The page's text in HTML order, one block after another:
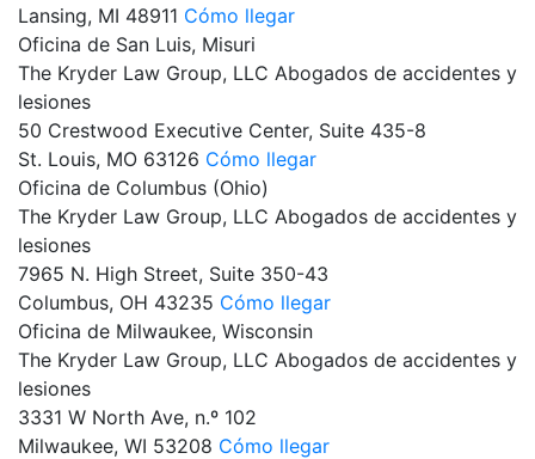
Lansing, MI 48911 Cómo llegar
Oficina de San Luis, Misuri
The Kryder Law Group, LLC Abogados de accidentes y
lesiones
50 Crestwood Executive Center, Suite 435-8
St. Louis, MO 63126 Cómo llegar
Oficina de Columbus (Ohio)
The Kryder Law Group, LLC Abogados de accidentes y
lesiones
7965 N. High Street, Suite 350-43
Columbus, OH 43235 Cómo llegar
Oficina de Milwaukee, Wisconsin
The Kryder Law Group, LLC Abogados de accidentes y
lesiones
3331 W North Ave, n.º 102
Milwaukee, WI 53208 Cómo llegar